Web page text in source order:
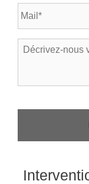
a
*
p
h
o
n
a
D
-